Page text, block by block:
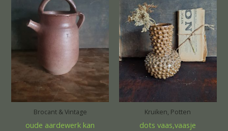
Brocant & Vintage
oude aardewerk kan
Kruiken, Potten
dots vaas,vaasje